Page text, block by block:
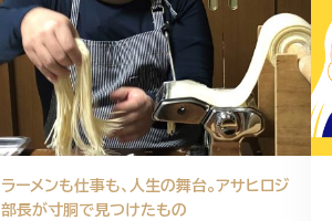
ラーメンも仕事も、人生の舞台。アサヒロジ
部長が寸胴で見つけたもの